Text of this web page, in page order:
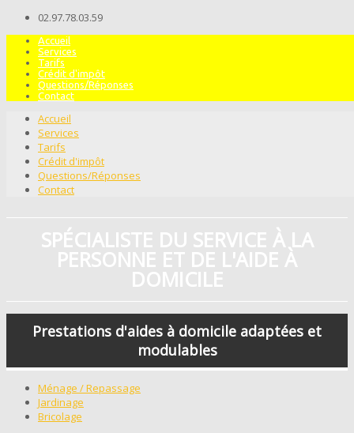
02.97.78.03.59
Accueil
Services
Tarifs
Crédit d'impôt
Questions/Réponses
Contact
Accueil
Services
Tarifs
Crédit d'impôt
Questions/Réponses
Contact
SPÉCIALISTE DU SERVICE À LA
PERSONNE ET DE L'AIDE À
DOMICILE
Prestations d'aides à domicile adaptées et
modulables
Ménage / Repassage
Jardinage
Bricolage